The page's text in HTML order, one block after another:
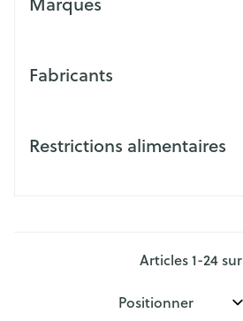
Fabricants
Restrictions alimentaires
Articles1-24sur
Trier par: